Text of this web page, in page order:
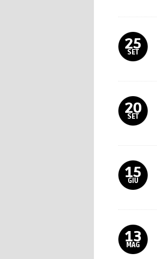
25
SET
20
SET
15
GIU
13
MAG